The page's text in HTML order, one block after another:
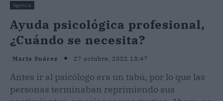
Agencia
Ayuda psicológica profesional,
¿Cuándo se necesita?
Marta Suárez 27 octubre, 2022 13:47
Antes ir al psicólogo era un tabú, por lo que las
personas terminaban reprimiendo sus